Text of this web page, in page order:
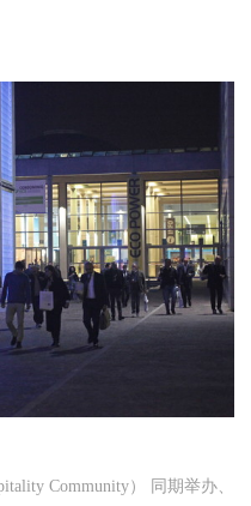
Community） 同期举办、